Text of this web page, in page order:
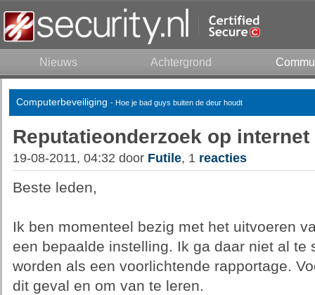
Nieuws Achtergrond
Computerbeveiliging - Hoe je bad guys buiten de deur houdt
Reputatieonderzoek op internet
19-08-2011, 04:32 door Futile, 1 reacties
Beste leden,
Ik ben momenteel bezig met het uitvoeren
een bepaalde instelling. Ik ga daar niet al te
worden als een voorlichtende rapportage.
dit geval en om van te leren.